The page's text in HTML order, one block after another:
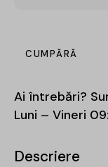
CUMPĂRĂ
Ai întrebări?
Luni – Vineri
Descriere